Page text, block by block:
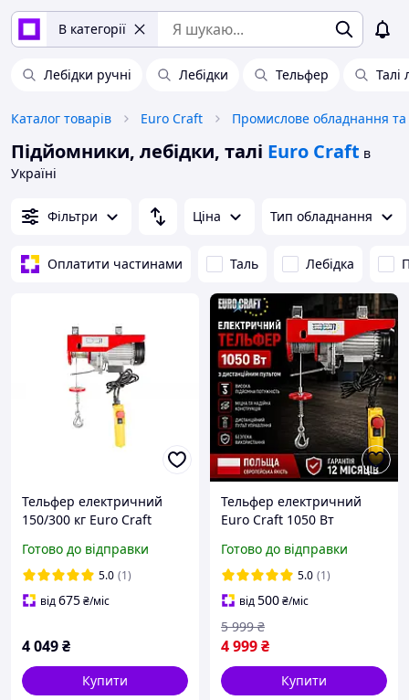
В категорії
Лебідки ручні Лебідки Тельфер Талі
Каталог товарів Euro Craft
Підйомники, лебідки, талі Euro Craft в
Україні
Фільтри Ціна Тип обладнання
Оплатити частинами Таль Лебідка
Тельфер електричний
150/300 кг Euro Craft
Готово до відправки
5.0 (1)
від675₴/міс
4 049₴
Купити
Тельфер електричний
Euro Craft 1050 Вт
лебідка 300 / 600 кг з
дистанційним пультом
Електрична таль
Готово до відправки
5.0 (1)
від500₴/міс
4 999₴
5 999 ₴
Купити